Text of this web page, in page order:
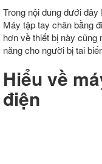
Trong nội dung dưới
Máy tập tay chân bằng
hơn về thiết bị này
năng cho người bị tai
Hiểu về
điện